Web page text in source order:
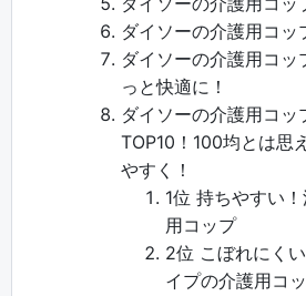
ダイソーの介護用コッ
ダイソーの介護用コッ
っと快適に！
ダイソーの介護用コッ
TOP10！100均とは思
やすく！
1位 持ちやすい
用コップ
2位 こぼれにく
イプの介護用コ